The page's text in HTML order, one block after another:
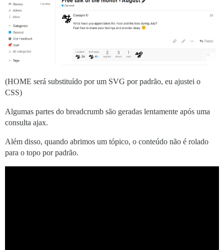
const categoryURL
<li
<a
                                      </li>
<li
                                      </li>
                                  `);
                              }
                          error: function(error) {
console.error("Error
                      });
                  }
              },
              error: function(error) {
      a {
          text-decoration: none;
          color: #006BB4;
          &:hover {
              text-decoration: underline;
              color: #0056b3;
      }
      &.active {
      }
  }
(HOME será substituído por um SVG por padrão, eu ajustei o
CSS)
Algumas partes do breadcrumb são geradas lentamente após uma
consulta ajax.
Além disso, quando abrimos um tópico, o conteúdo não é rolado
para o topo por padrão.